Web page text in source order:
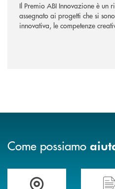
Il Premio ABI Innovazione è un
assegnato ai progetti che si
innovativa, le competenze
operazioni e rispondere alla
Come possiamo
Accedi all' elenco completo delle
Hai